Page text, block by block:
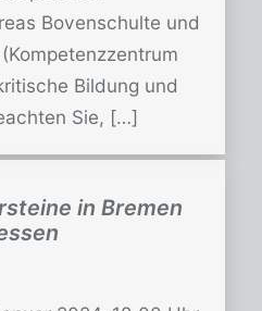
Bovenschulte und
Bildung und
Sie, […]
in Bremen